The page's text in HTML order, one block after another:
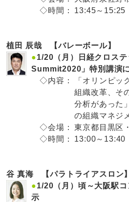
◇時間：
13:45～15:25
植田 辰哉 【バレーボール】
●1/20（月）日経クロス
Summit2020」特別講演
◇内容：
「オリンピッ
組織改革、そ
分析があった
の組織マネジ
◇会場：
東京都目黒区
◇時間：
13:00～13:40
谷 真海 【パラトライアスロン】
●1/20（月）頃～大阪駅
示